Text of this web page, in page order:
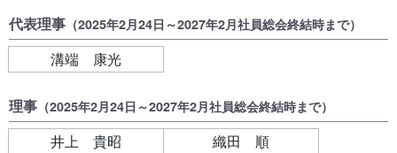
代表理事 （2025年2月24日～2027年2月社員総会終結時まで）
溝端 康光
理事 （2025年2月24日～2027年2月社員総会終結時まで）
井上 貴昭
織田 順